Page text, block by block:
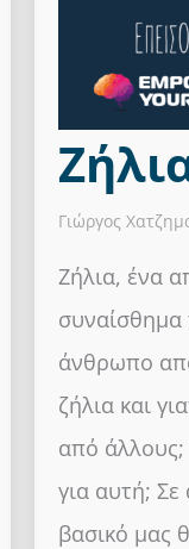
Γιώργος
Ζήλια, ένα
συναίσθημα
άνθρωπο
ζήλια και
από άλλους;
για αυτή;
βασικό μας